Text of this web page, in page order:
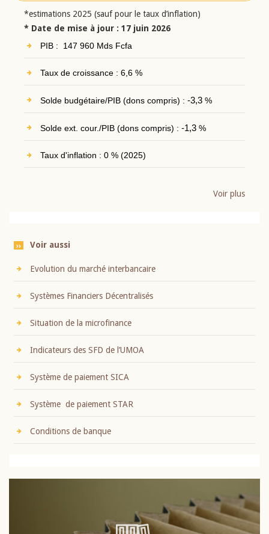
*estimations 2025 (sauf pour le taux d’inflation)
* Date de mise à jour : 17 juin 2026
PIB : 147 960 Mds Fcfa
Taux de croissance : 6,6 %
Solde budgétaire/PIB (dons compris) : -3,3%
Solde ext. cour./PIB (dons compris) : -1,3%
Taux d'inflation : 0 % (2025)
Voir plus
Voir aussi
Evolution du marché interbancaire
Systèmes Financiers Décentralisés
Situation de la microfinance
Indicateurs des SFD de l’UMOA
Système de paiement SICA
Système de paiement STAR
Conditions de banque